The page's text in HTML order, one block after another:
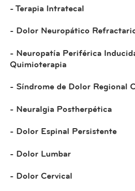
- Terapia Intratecal
- Dolor Neuropático
- Neuropatía Periférica
Quimioterapia
- Síndrome de Dolor Regional
- Neuralgia Postherpética
- Dolor Espinal Persistente
- Dolor Lumbar
- Dolor Cervical